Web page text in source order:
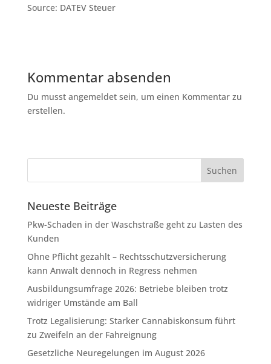
Source: DATEV Steuer
Kommentar absenden
Du musst angemeldet sein, um einen Kommentar zu
erstellen.
Neueste Beiträge
Pkw-Schaden in der Waschstraße geht zu Lasten des
Kunden
Ohne Pflicht gezahlt – Rechtsschutzversicherung
kann Anwalt dennoch in Regress nehmen
Ausbildungsumfrage 2026: Betriebe bleiben trotz
widriger Umstände am Ball
Trotz Legalisierung: Starker Cannabiskonsum führt
zu Zweifeln an der Fahreignung
Gesetzliche Neuregelungen im August 2026